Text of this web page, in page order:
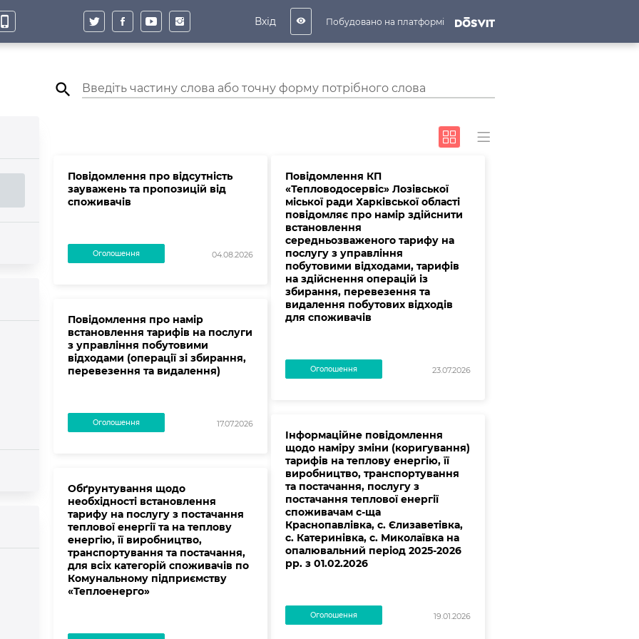
phone_iphone Вхід visibility Побудовано на платформі
search
Повідомлення про вiдсутнiсть
зауважень та пропозицiй вiд
споживачiв
Оголошення 04.08.2026
Повідомлення КП
«Тепловодосервіс» Лозівської
міської ради Харківської області
повідомляє про намір здійснити
встановлення
середньозваженого тарифу на
послугу з управління
побутовими відходами, тарифів
на здійснення операцій із
збирання, перевезення та
видалення побутових відходів
для споживачів
Оголошення 23.07.2026
Повідомлення про намір
встановлення тарифів на послуги
з управління побутовими
відходами (операції зі збирання,
перевезення та видалення)
Оголошення 17.07.2026
Інформаційне повідомлення
щодо наміру зміни (коригування)
тарифів на теплову енергію, її
виробництво, транспортування
та постачання, послугу з
постачання теплової енергії
споживачам с-ща
Краснопавлівка, с. Єлизаветівка,
с. Катеринівка, с. Миколаївка на
опалювальний період 2025-2026
рр. з 01.02.2026
Оголошення 19.01.2026
Обґрунтування щодо
необхідності встановлення
тарифу на послугу з постачання
теплової енергії та на теплову
енергію, її виробництво,
транспортування та постачання,
для всіх категорій споживачів по
Комунальному підприємству
«Теплоенерго»